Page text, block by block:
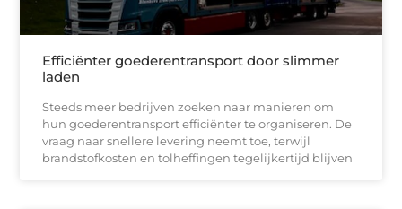
Efficiënter goederentransport door slimmer
laden
Steeds meer bedrijven zoeken naar manieren om
hun goederentransport efficiënter te organiseren. De
vraag naar snellere levering neemt toe, terwijl
brandstofkosten en tolheffingen tegelijkertijd blijven